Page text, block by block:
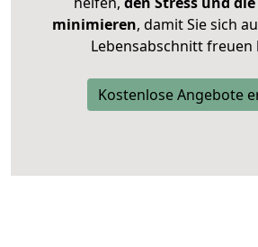
minimieren, damit Sie sich
Lebensabschnitt freuen
Kostenlose Angebote